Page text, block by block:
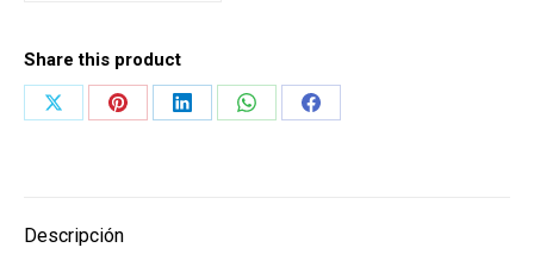
Share this product
Share
Share
Share
Share
Share
Descripción